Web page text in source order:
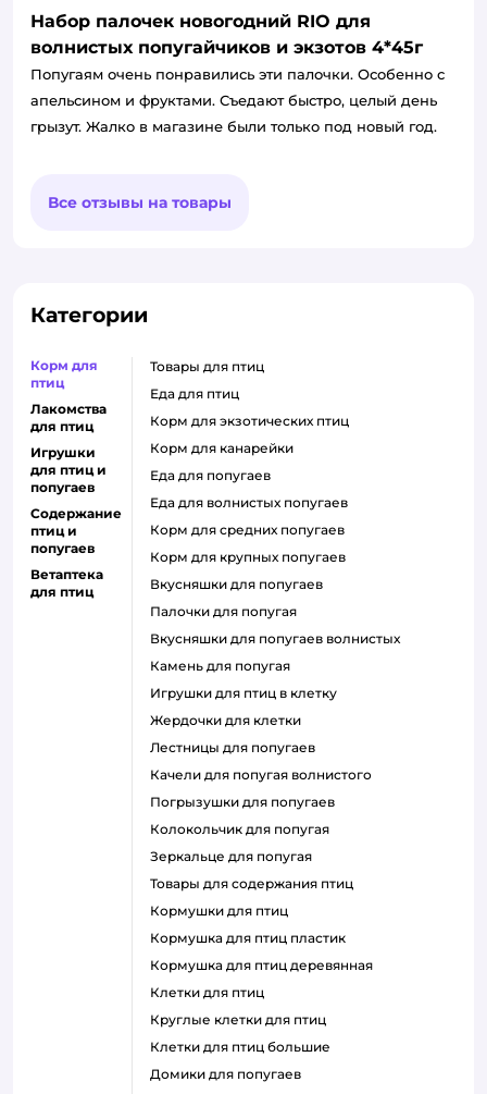
Набор палочек новогодний RIO для
волнистых попугайчиков и экзотов 4*45г
Попугаям очень понравились эти палочки. Особенно с
апельсином и фруктами. Съедают быстро, целый день
грызут. Жалко в магазине были только под новый год.
Все отзывы на товары
Категории
Корм для
птиц
Лакомства
для птиц
Игрушки
для птиц и
попугаев
Содержание
птиц и
попугаев
Ветаптека
для птиц
товары для птиц
еда для птиц
корм для экзотических птиц
корм для канарейки
еда для попугаев
еда для волнистых попугаев
корм для средних попугаев
корм для крупных попугаев
вкусняшки для попугаев
палочки для попугая
вкусняшки для попугаев волнистых
камень для попугая
игрушки для птиц в клетку
жердочки для клетки
лестницы для попугаев
качели для попугая волнистого
погрызушки для попугаев
колокольчик для попугая
зеркальце для попугая
товары для содержания птиц
кормушки для птиц
кормушка для птиц пластик
кормушка для птиц деревянная
клетки для птиц
круглые клетки для птиц
клетки для птиц большие
домики для попугаев